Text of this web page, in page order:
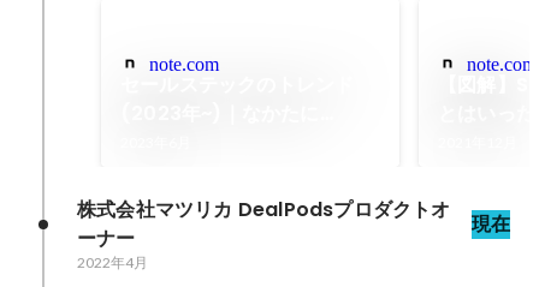
note.com note.com
株式会社マツリカ DealPodsプロダクトオ
ーナー
現在
2022年4月